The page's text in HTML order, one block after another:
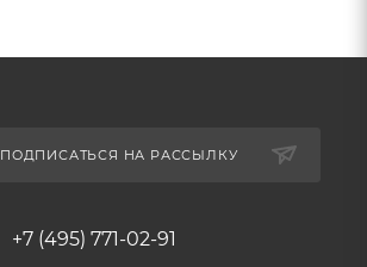
ПОДПИСАТЬСЯ НА РАССЫЛКУ
+7 (495) 771-02-91